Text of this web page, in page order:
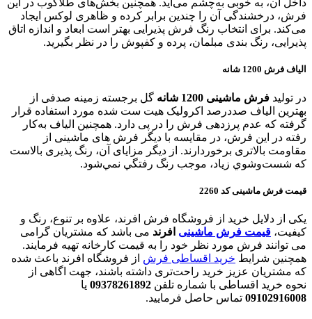
داخل آن، به خوبی به‌چشم می‌آید. همچنین بخش‌های طلاکوب در این
فرش، درخشندگی آن را چندین برابر کرده و ظاهری لوکس ایجاد
می‌کند. برای انتخاب رنگ فرش پذیرایی بهتر است ابعاد و اندازه اتاق
پذیرایی، رنگ بندی مبلمان، پرده و کفپوش را در نظر بگیرید.
الیاف فرش 1200 شانه
در تولید فرش ماشینی 1200 شانه
گل برجسته زمینه صدفی از
بهترین الیاف صددرصد اکرولیک هیت ست شده مورد استفاده قرار
گرفته که عدم پرزدهی فرش را در پی دارد. همچنین الیاف به‌کار
رفته در این فرش، در مقایسه با دیگر فرش های ماشینی از
مقاومت بالاتری برخوردارند. از دیگر مزایای آن، رنگ پذیری بالاست
كه شست‌وشوي زياد، موجب رنگ رفتگي نمي‌شود.
قیمت فرش ماشینی کد 2260
یکی از دلایل خرید از فروشگاه فرش افرند، علاوه بر تنوع، رنگ و
کیفیت، قیمت فرش ماشینی افرند می باشد که مشتریان گرامی
می توانند فرش مورد نظر خود را به قیمت کارخانه تهیه فرمایند.
همچنین شرایط خرید اقساطی فرش از فروشگاه افرند باعث شده
که مشتریان عزیز خرید راحت‌تری داشته باشند، جهت اگاهی از
نحوه خرید اقساطی با شماره تلفن 09378261892 یا
09102916008 تماس حاصل فرمایید.